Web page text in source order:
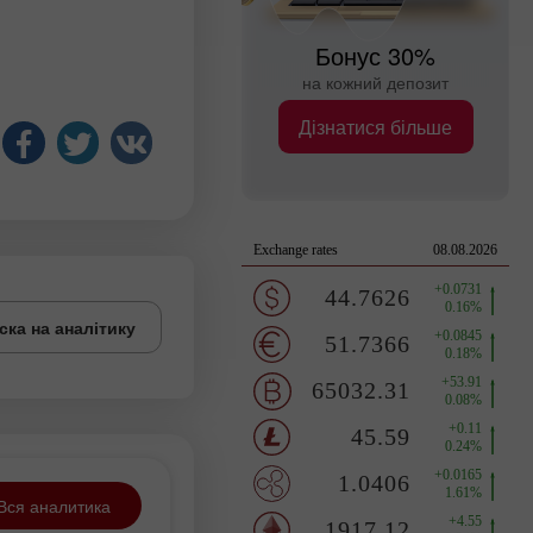
на аналітику
аналитика
Бонус 30%
на кожний депозит
Дізнатися більше